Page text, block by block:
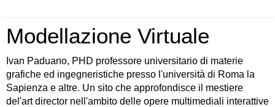
Modellazione Virtuale
Ivan Paduano, PHD professore universitario di materie
grafiche ed ingegneristiche presso l'università di Roma la
Sapienza e altre. Un sito che approfondisce il mestiere
del'art director nell'ambito delle opere multimediali interattive